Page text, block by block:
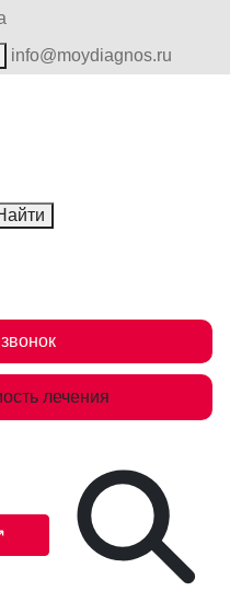
info@moydiagnos.ru
лечения